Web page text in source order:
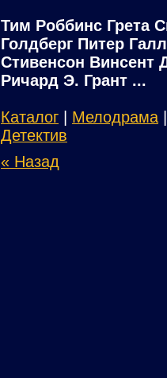
Тим Роббинс Грета
Голдберг Питер
Стивенсон
Ричард Э. Грант ...
Каталог Мелодрама
Детектив
« Назад